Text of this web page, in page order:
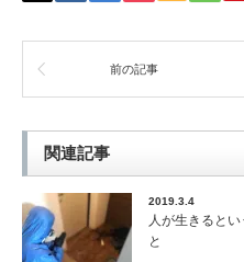
前の記事
関連記事
2019.3.4
人が生きると
と